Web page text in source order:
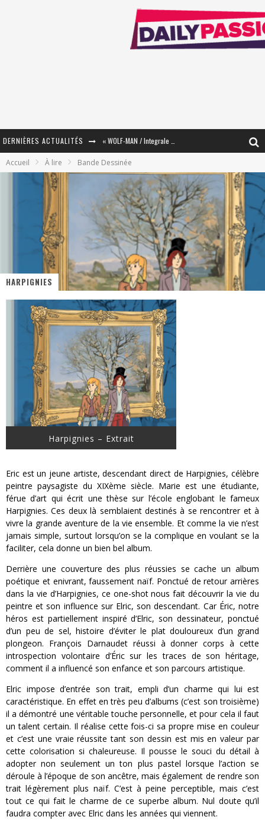
DERNIÈRES ACTUALITÉS
« Mon Village Révolté » - Combattre un Projet !
« Le Béton et le Bambou / Propositions pour Mayotte et le Monde. » - Améliorations !
Star Fox
PsyRiver 2026 : la magie revient sur les rives de l’Aar
« MOFUSAND / Parler Japonais » – Des Expressions Pratiques !
« Dr Wertham / L’homme qui étudia les tueurs en série » - Un Métier à Risque !
« Le Vent dand les Saules » - Une Belle Histoire !
Accueil À lire Bande Dessinée
HARPIGNIES
Harpignies – Extrait
Eric est un jeune artiste, descendant direct de Harpignies, célèbre
peintre paysagiste du XIXème siècle. Marie est une étudiante,
férue d’art qui écrit une thèse sur l’école englobant le fameux
Harpignies. Ces deux là semblaient destinés à se rencontrer et à
vivre la grande aventure de la vie ensemble. Et comme la vie n’est
jamais simple, surtout lorsqu’on se la complique en voulant se la
faciliter, cela donne un bien bel album.
Derrière une couverture des plus réussies se cache un album
poétique et enivrant, faussement naïf. Ponctué de retour arrières
dans la vie d’Harpignies, ce one-shot nous fait découvrir la vie du
peintre et son influence sur Elric, son descendant. Car Éric, notre
héros est partiellement inspiré d’Elric, son dessinateur, ponctué
d’un peu de sel, histoire d’éviter le plat douloureux d’un grand
plongeon. François Darnaudet réussi à donner corps à cette
introspection volontaire d’Éric sur les traces de son héritage,
comment il a influencé son enfance et son parcours artistique.
Elric impose d’entrée son trait, empli d’un charme qui lui est
caractéristique. En effet en très peu d’albums (c’est son troisième)
il a démontré une véritable touche personnelle, et pour cela il faut
un talent certain. Il réalise cette fois-ci sa propre mise en couleur
et c’est une vraie réussite tant son dessin est mis en valeur par
cette colorisation si chaleureuse. Il pousse le souci du détail à
adopter non seulement un ton plus pastel lorsque l’action se
déroule à l’époque de son ancêtre, mais également de rendre son
trait légèrement plus naïf. C’est à peine perceptible, mais c’est
tout ce qui fait le charme de ce superbe album. Nul doute qu’il
faudra compter avec Elric dans les années qui viennent.